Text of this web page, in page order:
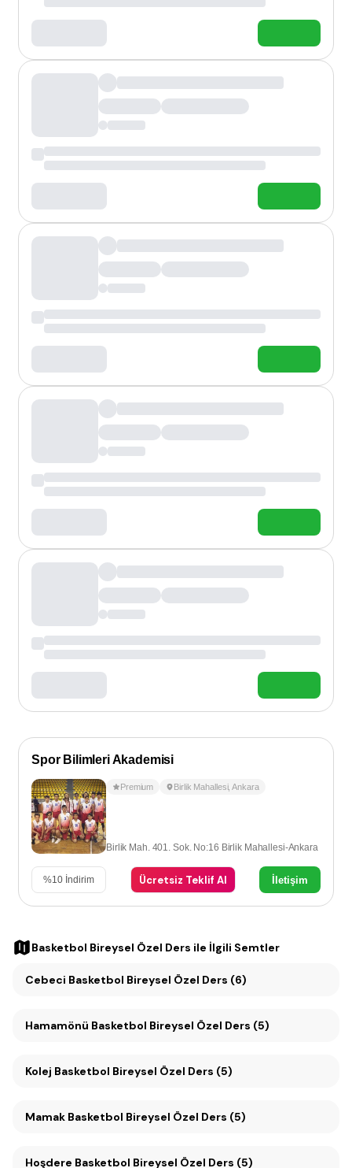
Spor Bilimleri Akademisi
Premium Birlik Mahallesi,Ankara
Birlik Mah. 401. Sok. No:16 Birlik Mahallesi-Ankara
%10 İndirim Ücretsiz Teklif Al İletişim
Basketbol Bireysel Özel Ders ile İlgili Semtler
Cebeci Basketbol Bireysel Özel Ders (6)
Hamamönü Basketbol Bireysel Özel Ders (5)
Kolej Basketbol Bireysel Özel Ders (5)
Mamak Basketbol Bireysel Özel Ders (5)
Hoşdere Basketbol Bireysel Özel Ders (5)